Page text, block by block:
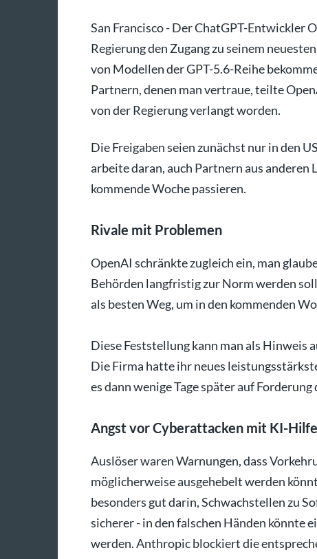
San Francisco - Der ChatGPT-Entwickler
Regierung den Zugang zu seinem
von Modellen der GPT-5.6-Reihe
Partnern, denen man vertraue, teilte
von der Regierung verlangt worden.
Die Freigaben seien zunächst nur in den
arbeite daran, auch Partnern aus anderen
kommende Woche passieren.
Rivale mit Problemen
OpenAI schränkte zugleich ein, man
Behörden langfristig zur Norm werden
als besten Weg, um in den kommenden
Diese Feststellung kann man als Hinweis
Die Firma hatte ihr neues
es dann wenige Tage später auf
Angst vor Cyberattacken mit KI-Hilfe
Auslöser waren Warnungen, dass
möglicherweise ausgehebelt werden
besonders gut darin, Schwachstellen zu
sicherer - in den falschen Händen könnte
werden. Anthropic blockiert die